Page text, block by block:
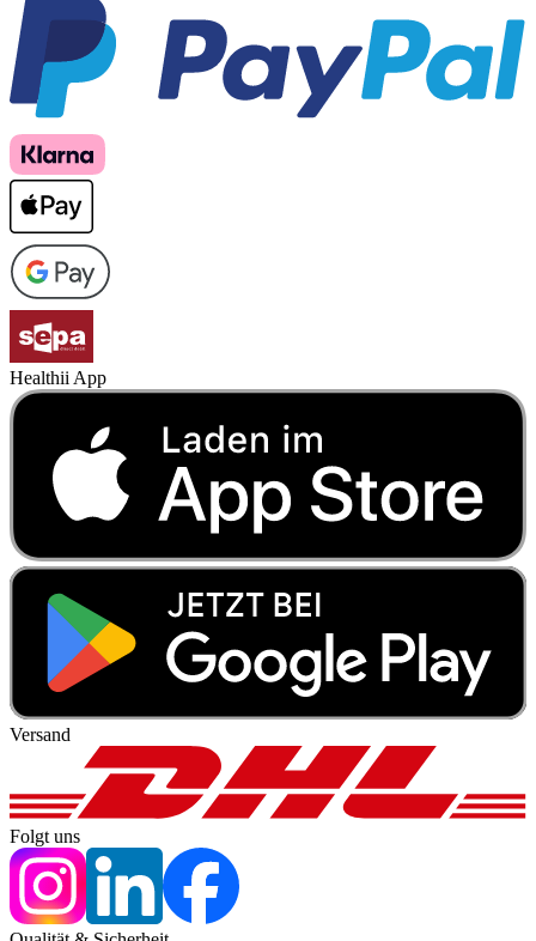
Healthii App
Versand
Folgt uns